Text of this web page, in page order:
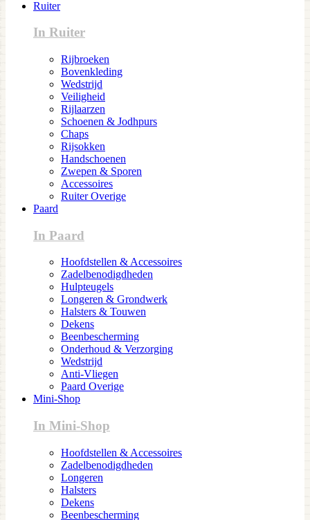
Ruiter
In Ruiter
Rijbroeken
Bovenkleding
Wedstrijd
Veiligheid
Rijlaarzen
Schoenen & Jodhpurs
Chaps
Rijsokken
Handschoenen
Zwepen & Sporen
Accessoires
Ruiter Overige
Paard
In Paard
Hoofdstellen & Accessoires
Zadelbenodigdheden
Hulpteugels
Longeren & Grondwerk
Halsters & Touwen
Dekens
Beenbescherming
Onderhoud & Verzorging
Wedstrijd
Anti-Vliegen
Paard Overige
Mini-Shop
In Mini-Shop
Hoofdstellen & Accessoires
Zadelbenodigdheden
Longeren
Halsters
Dekens
Beenbescherming